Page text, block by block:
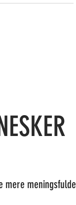
mere meningsfulde